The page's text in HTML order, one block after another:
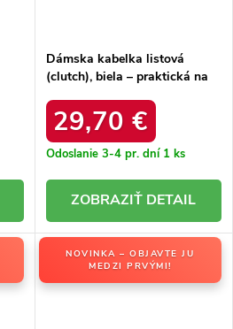
Dámska kabelka listová
(clutch), biela – praktická na
29,70 €
Odoslanie 3-4 pr. dní 1 ks
DETAIL
NOVINKA – OBJAVTE JU
MEDZI PRVÝMI!